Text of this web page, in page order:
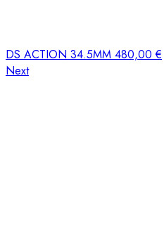
DS ACTION 34.5MM 480,00€
Next